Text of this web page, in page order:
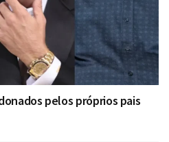
pelos próprios pais